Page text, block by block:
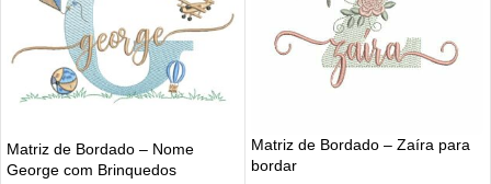
Matriz de Bordado – Nome
George com Brinquedos
Matriz de Bordado – Zaíra para
bordar